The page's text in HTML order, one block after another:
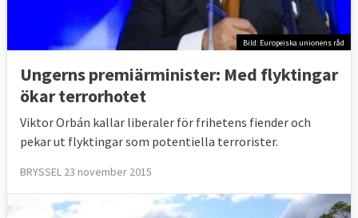
Bild: Europeiska unionens råd
Ungerns premiärminister: Med flyktingar
ökar terrorhotet
Viktor Orbán kallar liberaler för frihetens fiender och
pekar ut flyktingar som potentiella terrorister.
BRYSSEL 23 november 2015